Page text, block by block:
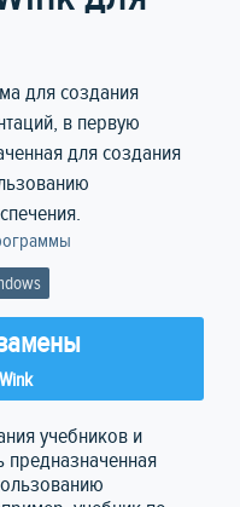
для создания
в первую
для создания
учебников и
предназначенная